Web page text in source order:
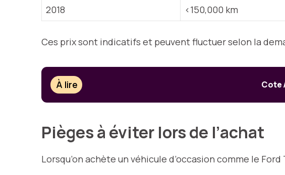
2018
<150,000 km
Ces prix sont indicatifs et peuvent fluctuer selon la
À lire Cote
Pièges à éviter lors de l’achat
Lorsqu’on achète un véhicule d’occasion comme le